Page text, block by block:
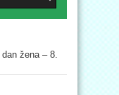
dan žena – 8.